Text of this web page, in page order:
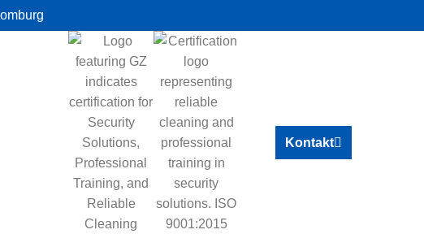
Kontakt